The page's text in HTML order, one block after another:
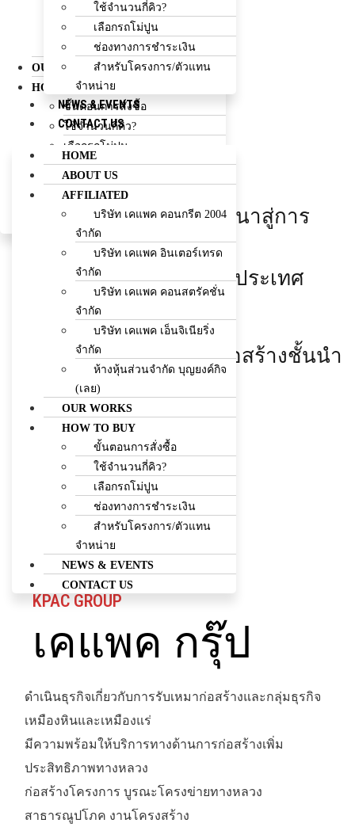
บริษัท เคแพค คอนสตรัคชั่น จำกัด
บริษัท เคแพค เอ็นจิเนียริ่ง จำกัด
ห้างหุ้นส่วนจำกัด บุญยงค์กิจ (เลย)
OUR WORKS
HOW TO BUY
ขั้นตอนการสั่งซื้อ
ใช้จำนวนกี่คิว?
เลือกรถโม่ปูน
ช่องทางการชำระเงิน
สำหรับโครงการ/ตัวแทนจำหน่าย
CONTACT US
Facebook Line Envelope
081-7178834
ใช้จำนวนกี่คิว?
เลือกรถโม่ปูน
ช่องทางการชำระเงิน
สำหรับโครงการ/ตัวแทน
จำหน่าย
NEWS & EVENTS
CONTACT US
HOME
ABOUT US
AFFILIATED
บริษัท เคแพค คอนกรีต 2004
จำกัด
บริษัท เคแพค อินเตอร์เทรด
จำกัด
บริษัท เคแพค คอนสตรัคชั่น
จำกัด
บริษัท เคแพค เอ็นจิเนียริ่ง
จำกัด
ห้างหุ้นส่วนจำกัด บุญยงค์กิจ
(เลย)
OUR WORKS
HOW TO BUY
ขั้นตอนการสั่งซื้อ
ใช้จำนวนกี่คิว?
เลือกรถโม่ปูน
ช่องทางการชำระเงิน
สำหรับโครงการ/ตัวแทน
จำหน่าย
NEWS & EVENTS
CONTACT US
เคแพค กรุ๊ป
KPAC
GROUP
สร้างผลงานคุณภาพ พัฒนาสู่การ
บริษัทก่อสร้างชั้นนำของประเทศ
สร้างผลงานคุณภาพ
พัฒนาสู่การเป็นบริษัทก่อสร้างชั้นนำ
ของประเทศ
EXPLOR MORE
KPAC GROUP
เคแพค กรุ๊ป
ดำเนินธุรกิจเกี่ยวกับการรับเหมาก่อสร้างและกลุ่มธุรกิจ
เหมืองหินและเหมืองแร่
มีความพร้อมให้บริการทางด้านการก่อสร้างเพิ่ม
ประสิทธิภาพทางหลวง
ก่อสร้างโครงการ บูรณะโครงข่ายทางหลวง
สาธารณูปโภค งานโครงสร้าง